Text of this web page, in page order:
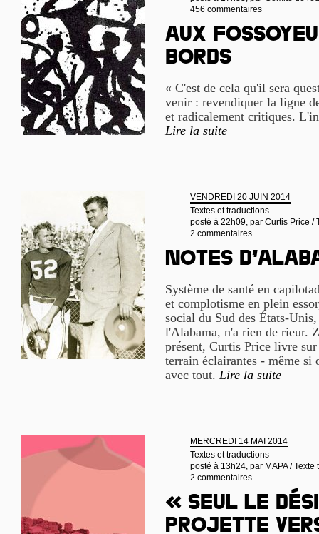
456 commentaires
Aux
bords
« C'est de cela qu'il sera
venir : revendiquer la ligne
et radicalement critiques.
Lire la suite
VENDREDI 20 JUIN 2014
Textes et traductions
posté à 22h09, par Curtis Price /
2 commentaires
Notes
Système de santé en
et complotisme en plein
social du Sud des États-
l'Alabama, n'a rien de rieur.
présent, Curtis Price livre
terrain éclairantes - même si
avec tout. Lire la suite
MERCREDI 14 MAI 2014
Textes et traductions
posté à 13h24, par MAPA /
2 commentaires
« Seul le
projette